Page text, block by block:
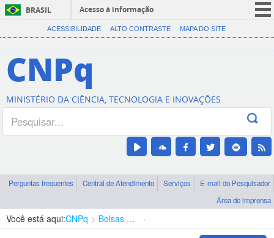
BRASIL
Acesso à informação
CORONAVÍRUS (COVID-19)
Canais
ACESSIBILIDADE ALTO CONTRASTE MAPA DO SITE
CNPq
MINISTÉRIO DA CIÊNCIA, TECNOLOGIA E INOVAÇÕES
Perguntas frequentes Central de Atendimento Serviços
E-mail do Pesquisador
Área de imprensa
Você está aqui:CNPq Bolsas e Auxílios Vigentes